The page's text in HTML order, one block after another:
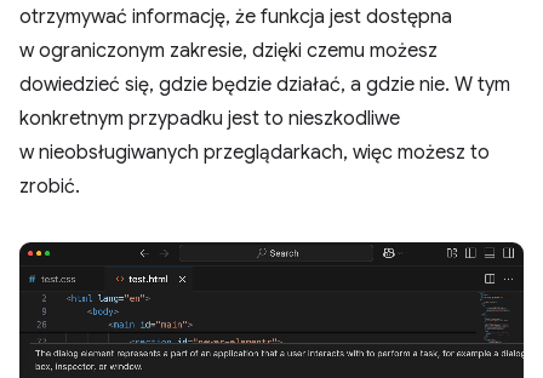
otrzymywać informację, że funkcja jest dostępna
w ograniczonym zakresie, dzięki czemu możesz
dowiedzieć się, gdzie będzie działać, a gdzie nie. W tym
konkretnym przypadku jest to nieszkodliwe
w nieobsługiwanych przeglądarkach, więc możesz to
zrobić.